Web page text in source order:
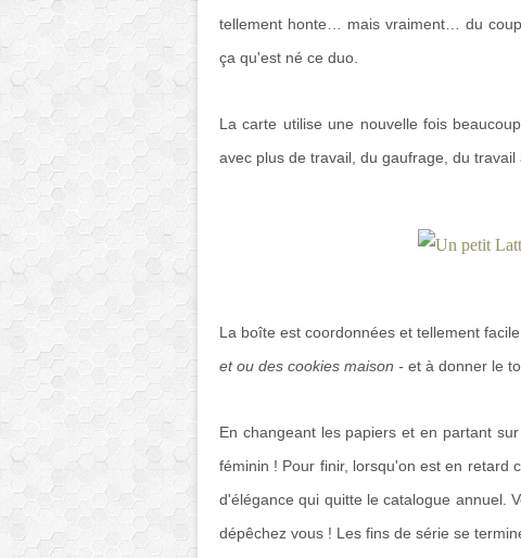
tellement honte… mais vraiment… du
ça qu'est né ce duo.
La carte utilise une nouvelle fois
avec plus de travail, du gaufrage, du
La boîte est coordonnées et tellement
et ou des cookies maison - et à donner le
En changeant les papiers et en partant
féminin ! Pour finir, lorsqu'on est en retard
d'élégance qui quitte le catalogue annuel.
dépêchez vous ! Les fins de série se